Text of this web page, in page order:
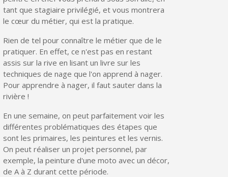
Inscription à la newsletter : 5€ de réduction
Livraison sous 24 h en France Métropolitaine
Livraison offerte en France métropolitaine pour 250€ d'achats
Votre devis en ligne en moins d'1 minute
Partagez vos créations et obtenez des bons d'achat
Gagnez des points de fidélité à chaque commande
tant que stagiaire privilégié, et vous montrera
le cœur du métier, qui est la pratique.
Rien de tel pour connaître le métier que de le
pratiquer. En effet, ce n'est pas en restant
assis sur la rive en lisant un livre sur les
techniques de nage que l'on apprend à nager.
Pour apprendre à nager, il faut sauter dans la
rivière !
En une semaine, on peut parfaitement voir les
différentes problématiques des étapes que
sont les primaires, les peintures et les vernis.
On peut réaliser un projet personnel, par
exemple, la peinture d'une moto avec un décor,
de A à Z durant cette période.